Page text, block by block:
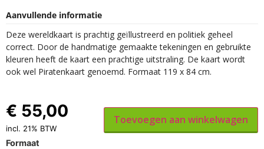
Aanvullende informatie
Deze wereldkaart is prachtig geïllustreerd en politiek geheel
correct. Door de handmatige gemaakte tekeningen en gebruikte
kleuren heeft de kaart een prachtige uitstraling. De kaart wordt
ook wel Piratenkaart genoemd. Formaat 119 x 84 cm.
Formaat
€ 55,00
incl. 21% BTW
Toevoegen aan winkelwagen